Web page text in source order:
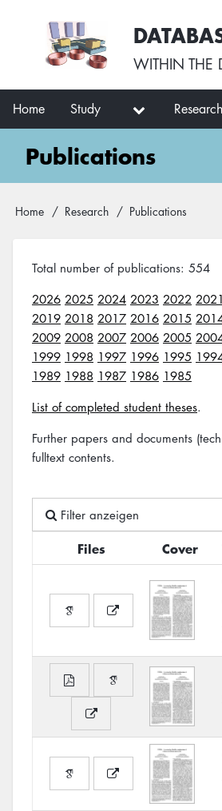
User
account
menu
WITHIN THE
Main
navigation
Home Study Research
Publications
Breadcrumb
Home Research Publications
Total number of publications: 554
2026 2025 2024 2023 2022 2021
2019 2018 2017 2016 2015
2009 2008 2007 2006 2005
1999 1998 1997 1996 1995
1989 1988 1987 1986 1985
List of completed student theses.
Further papers and documents
fulltext contents.
Filter anzeigen
Files Cover